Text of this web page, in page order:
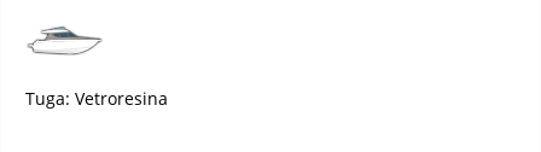
Tuga: Vetroresina